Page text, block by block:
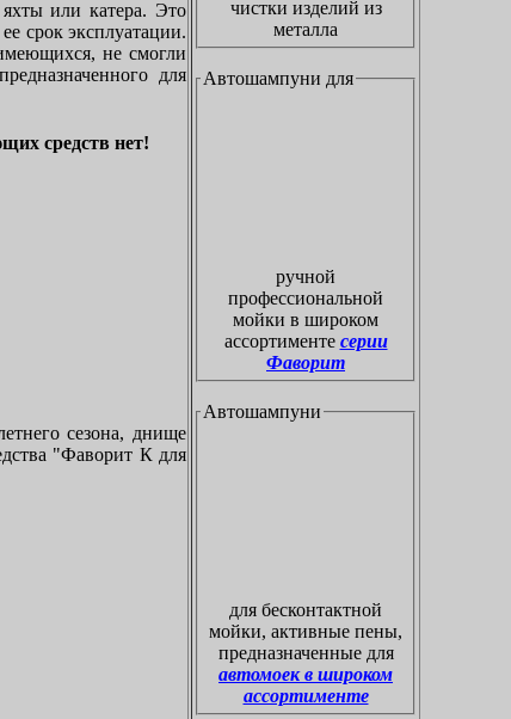
или катера. Это
срок эксплуатации.
не смогли
для
средств нет!
сезона, днище
"Фаворит К для
чистки изделий из
металла
Автошампуни для
ручной
профессиональной
мойки в широком
ассортименте серии
Фаворит
Автошампуни
для бесконтактной
мойки, активные пены,
предназначенные для
автомоек в широком
ассортименте